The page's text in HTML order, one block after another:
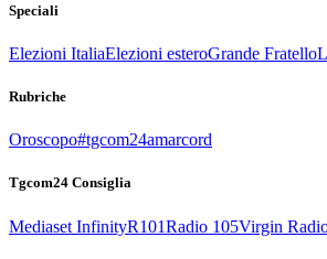
Speciali
Elezioni ItaliaElezioni esteroGrande Fratello
Rubriche
Oroscopo#tgcom24amarcord
Tgcom24 Consiglia
Mediaset InfinityR101Radio 105Virgin